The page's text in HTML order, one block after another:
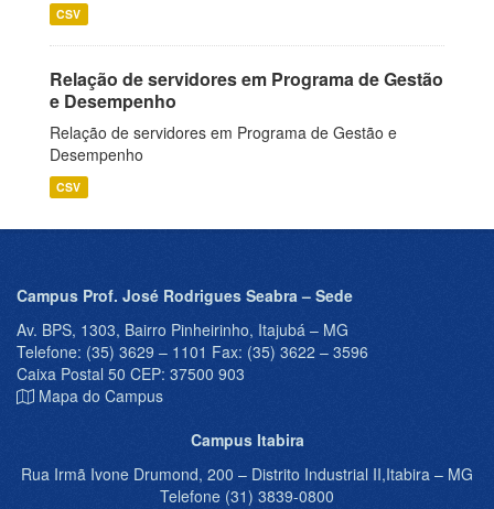
CSV
Relação de servidores em Programa de Gestão
e Desempenho
Relação de servidores em Programa de Gestão e
Desempenho
CSV
Campus Prof. José Rodrigues Seabra – Sede
Av. BPS, 1303, Bairro Pinheirinho, Itajubá – MG
Telefone: (35) 3629 – 1101 Fax: (35) 3622 – 3596
Caixa Postal 50 CEP: 37500 903
Mapa do Campus
Campus Itabira
Rua Irmã Ivone Drumond, 200 – Distrito Industrial II,Itabira – MG
Telefone (31) 3839-0800